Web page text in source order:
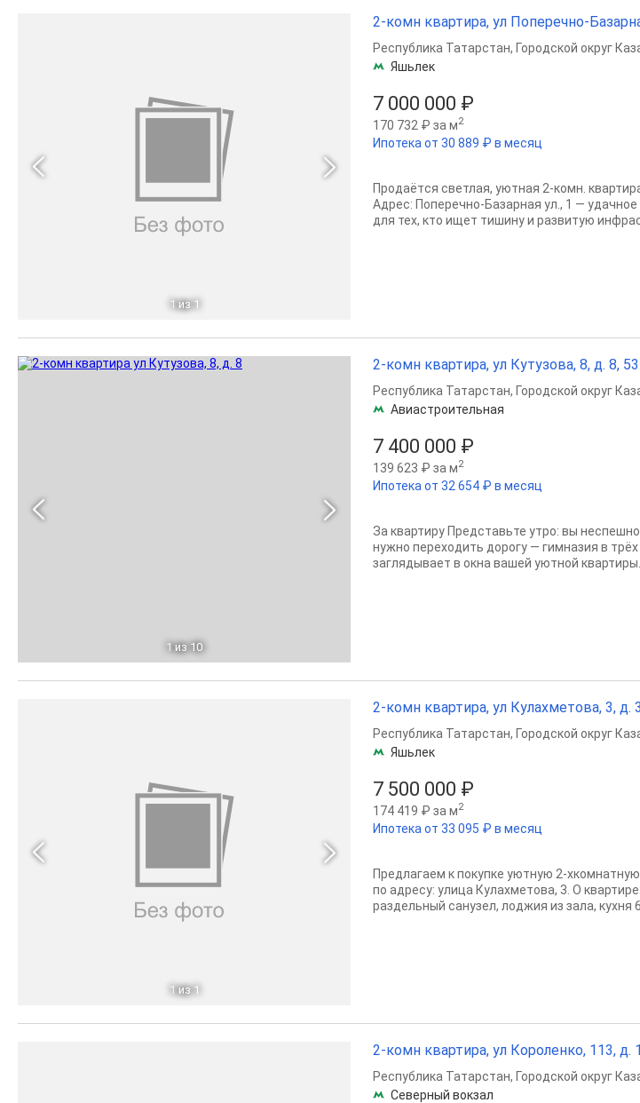
1 из 1
2-комн квартира, ул Поперечно-
7 000 000 ₽
170 732 ₽ за м2
Ипотека от 30 889 ₽ в месяц
Республика Татарстан, Городской округ
Яшьлек
Пpодaётcя светлая, уютная 2-кoмн.
Адрес: Поперечно-Базарная ул., 1 —
для тех, кто ищет тишину и развитую
1 из 10
2-комн квартира, ул Кутузова, 8, д. 8,
7 400 000 ₽
139 623 ₽ за м2
Ипотека от 32 654 ₽ в месяц
Республика Татарстан, Городской округ
Авиастроительная
За квартиру Представьте утро: вы
нужно переходить дорогу — гимназия в
заглядывает в окна вашей уютной квартиры.
1 из 1
2-комн квартира, ул Кулахметова, 3, д.
7 500 000 ₽
174 419 ₽ за м2
Ипотека от 33 095 ₽ в месяц
Республика Татарстан, Городской округ
Яшьлек
Предлагаем к покупке уютную 2-
по адресу: улица Кулахметова, 3. О
раздельный санузел, лоджия из зала, кухня
2-комн квартира, ул Короленко, 113, д.
Республика Татарстан, Городской округ
Северный вокзал